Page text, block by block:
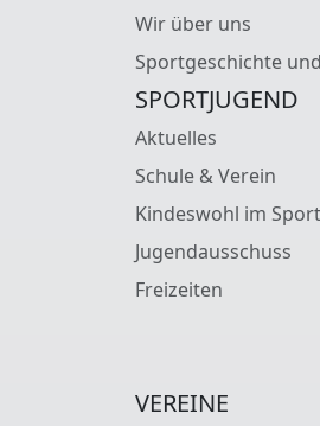
Wir über uns
Sportgeschichte
SPORTJUGEND
Aktuelles
Schule & Verein
Kindeswohl im Sport
Jugendausschuss
Freizeiten
VEREINE